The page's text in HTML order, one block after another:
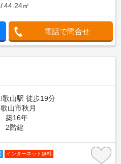
44.24㎡
電話で問合せ
歌山駅 徒歩19分
山市秋月
築16年
2階建
インターネット無料